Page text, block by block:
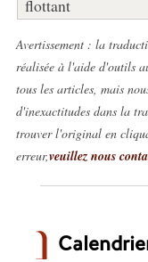
flottant
Avertissement : la
réalisée à l'aide d'outils
tous les articles, mais
d'inexactitudes dans la
trouver l'original en
erreur,veuillez nous